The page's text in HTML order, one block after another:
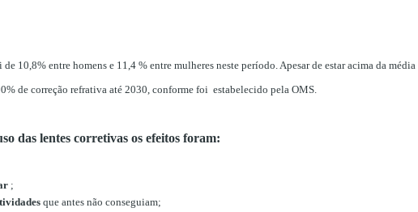
10,8% entre homens e 11,4 % entre mulheres neste período. Apesar de estar acima da média
de correção refrativa até 2030, conforme foi estabelecido pela OMS.
das lentes corretivas os efeitos foram:
;
que antes não conseguiam;